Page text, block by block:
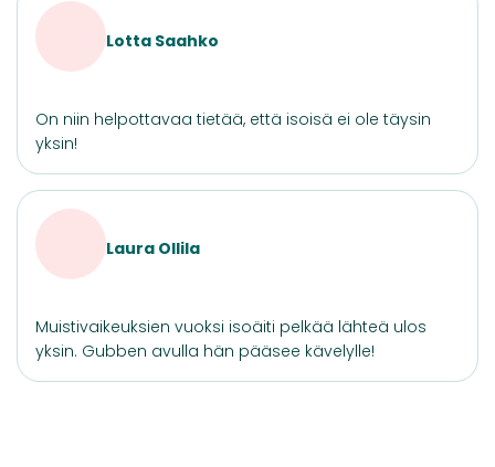
Lotta Saahko
On niin helpottavaa tietää, että isoisä ei ole täysin
yksin!
Laura Ollila
Muistivaikeuksien vuoksi isoäiti pelkää lähteä ulos
yksin. Gubben avulla hän pääsee kävelylle!